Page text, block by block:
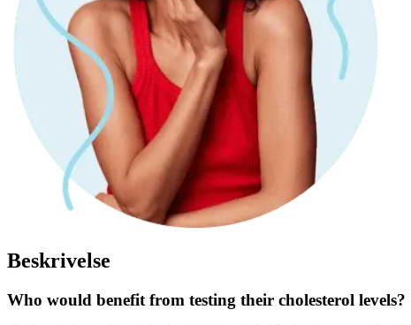
Beskrivelse
Who would benefit from testing their cholesterol levels?